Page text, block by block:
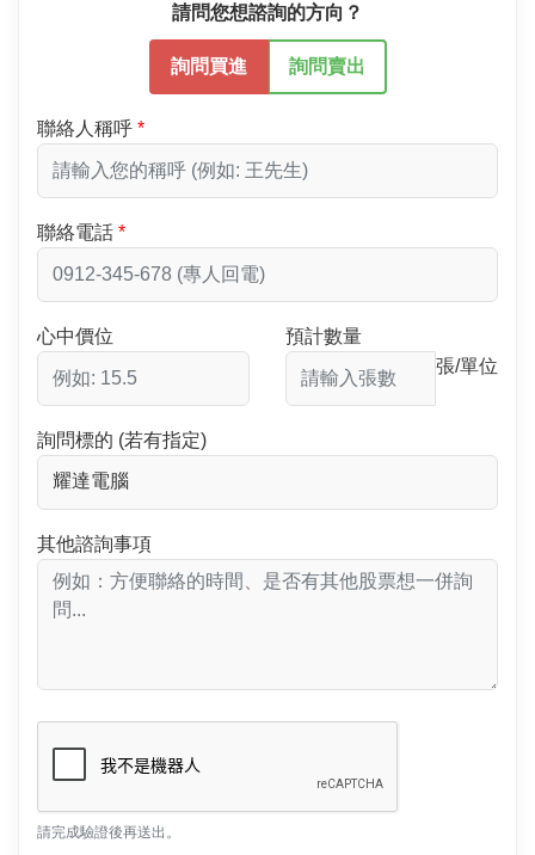
請問您想諮詢的方向？
詢問買進 詢問賣出
聯絡人稱呼
聯絡電話
心中價位
預計數量
張/單位
詢問標的 (若有指定)
其他諮詢事項
請完成驗證後再送出。